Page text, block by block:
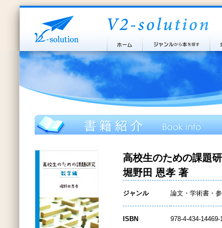
高校生のための課題
堀野田 恩孝 著
ジャンル 論文・学術書・
ISBN 978-4-434-14469-